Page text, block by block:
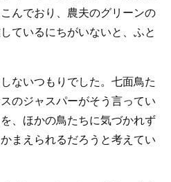
んでおり、農夫のグリーンの
ているにちがいないと、ふと
ないつもりでした。七面鳥た
のジャスパーがそう言ってい
、ほかの鳥たちに気づかれず
まえられるだろうと考えてい